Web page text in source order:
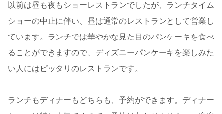
以前は昼も夜もショーレストランでしたが、ランチタイム
ショーの中止に伴い、昼は通常のレストランとして営業し
ています。ランチでは華やかな見た目のパンケーキを食べ
ることができますので、ディズニーパンケーキを楽しみた
い人にはピッタリのレストランです。
ランチもディナーもどちらも、予約ができます。ディナー